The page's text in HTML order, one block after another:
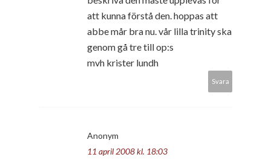
att kunna förstå den. hoppas att
abbe mår bra nu. vår lilla trinity ska
genom gå tre till op:s
mvh krister lundh
Svara
Anonym
11 april 2008 kl. 18:03